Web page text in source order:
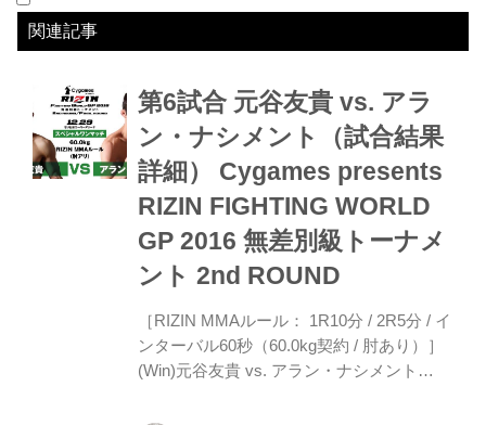
日付 勝敗 対戦相手 結果 大会名
2016.4.17 - 元谷友貴 ドクターストップのため中止 トップ Presents RIZIN.1
2016.12.29 lose 元谷友貴 3R判定 2-1 Cygames presents RIZIN FIGHTING WORLD GP 2016 無差別級トーナメント 2nd ROUND
関連記事
第6試合 元谷友貴 vs. アラ
ン・ナシメント（試合結果
詳細） Cygames presents
RIZIN FIGHTING WORLD
GP 2016 無差別級トーナメ
ント 2nd ROUND
［RIZIN MMAルール： 1R10分 / 2R5分 / イ
ンターバル60秒（60.0kg契約 / 肘あり）］
(Win)元谷友貴 vs. アラン・ナシメント
ャルワンマッチ。 1R、ナシメントが重い